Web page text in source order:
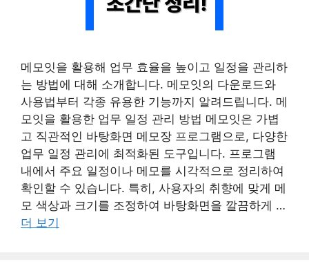
메모잇을 활용해 업무 효율을 높이고 일정을 관리하
는 방법에 대해 소개합니다. 메모잇의 다운로드와
사용법부터 각종 유용한 기능까지 알려드립니다. 메
모잇을 활용한 업무 일정 관리 방법 메모잇은 가볍
고 직관적인 바탕화면 메모장 프로그램으로, 다양한
업무 일정 관리에 최적화된 도구입니다. 프로그램
내에서 주요 일정이나 메모를 시각적으로 정리하여
확인할 수 있습니다. 특히, 사용자의 취향에 맞게 메
모 색상과 크기를 조정하여 바탕화면을 깔끔하게 …
더 보기